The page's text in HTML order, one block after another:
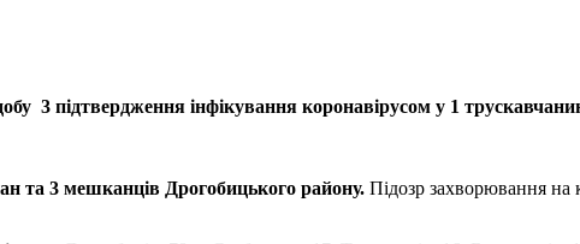
3 підтвердження інфікування коронавірусом у 1
та 3 мешканців Дрогобицького району. Підозр захворювання на